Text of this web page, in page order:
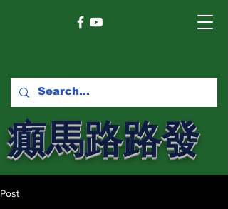
癲馬路路發
馬網
Post